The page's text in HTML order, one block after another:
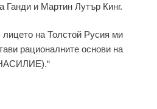
Ганди и Мартин Лутър Кинг.
на Толстой Русия ми
рационалните основи на